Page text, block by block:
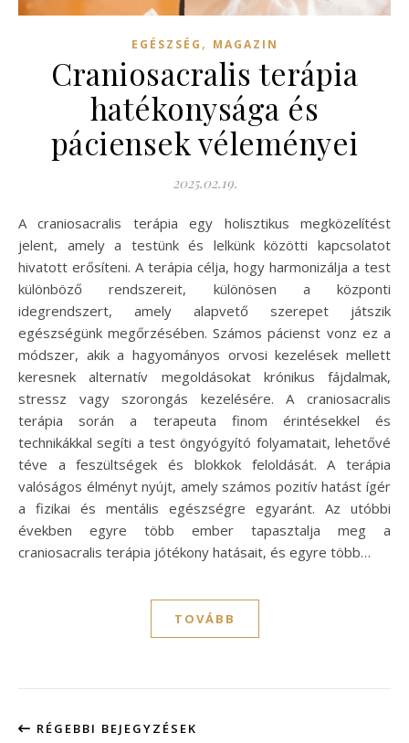
EGÉSZSÉG , MAGAZIN
Craniosacralis terápia
hatékonysága és
páciensek véleményei
2025.02.19.
A craniosacralis terápia egy holisztikus megközelítést
jelent, amely a testünk és lelkünk közötti kapcsolatot
hivatott erősíteni. A terápia célja, hogy harmonizálja a test
különböző rendszereit, különösen a központi
idegrendszert, amely alapvető szerepet játszik
egészségünk megőrzésében. Számos pácienst vonz ez a
módszer, akik a hagyományos orvosi kezelések mellett
keresnek alternatív megoldásokat krónikus fájdalmak,
stressz vagy szorongás kezelésére. A craniosacralis
terápia során a terapeuta finom érintésekkel és
technikákkal segíti a test öngyógyító folyamatait, lehetővé
téve a feszültségek és blokkok feloldását. A terápia
valóságos élményt nyújt, amely számos pozitív hatást ígér
a fizikai és mentális egészségre egyaránt. Az utóbbi
években egyre több ember tapasztalja meg a
craniosacralis terápia jótékony hatásait, és egyre több…
TOVÁBB
RÉGEBBI BEJEGYZÉSEK